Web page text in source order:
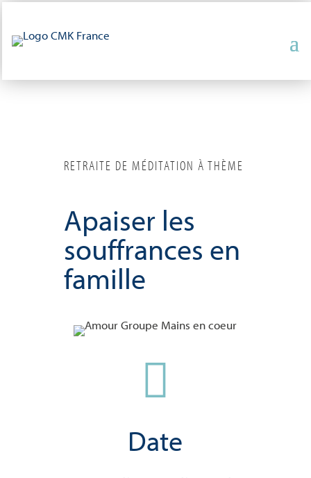
RETRAITE DE MÉDITATION À THÈME
Apaiser les
souffrances en
famille

Date